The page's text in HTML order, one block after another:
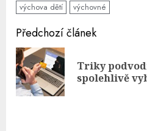
výchova dětí
výchovné
Continue
Reading
Předchozí článek
Triky
spolehlivě